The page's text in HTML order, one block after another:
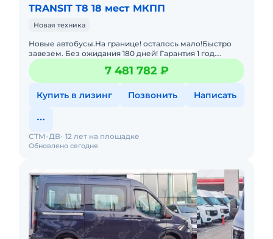
TRANSIT T8 18 мест МКПП
Новая техника
Новые автобусы.На границе! осталось мало!Быстро
завезем. Без ожидания 180 дней! Гарантия 1 год.
Лизинг. Цена с НДС и коммерческим утилем.
Звоните,пишите! Длина7 481 782 ₽
Купить в лизинг Позвонить Написать
Обновлено сегодня
СТМ-ДВ 12 лет на площадке